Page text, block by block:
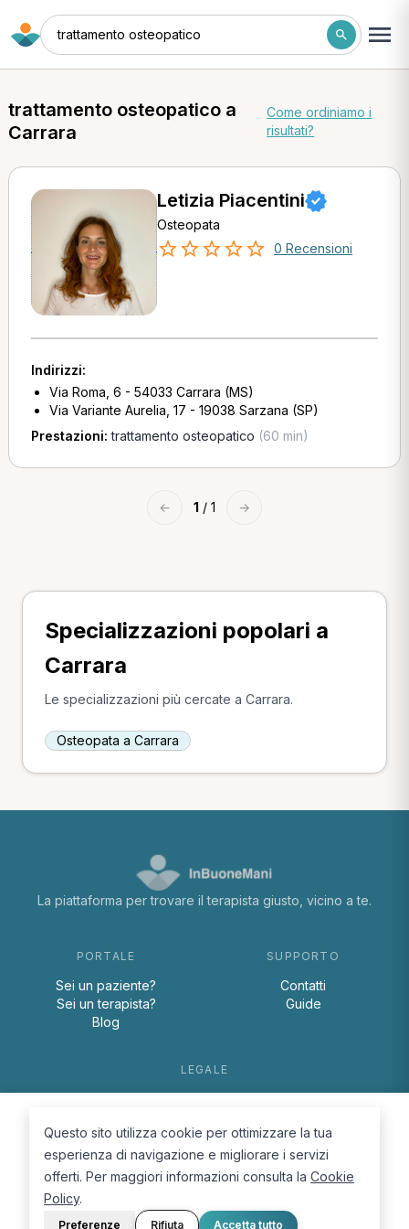
trattamento osteopatico
trattamento osteopatico a
Carrara
Come ordiniamo i
risultati?
Letizia Piacentini
Osteopata
0 Recensioni
Indirizzi:
Via Roma, 6 - 54033 Carrara (MS)
Via Variante Aurelia, 17 - 19038 Sarzana (SP)
Prestazioni:trattamento osteopatico (60 min)
← 1 / 1 →
Specializzazioni popolari a
Carrara
Le specializzazioni più cercate a Carrara.
Osteopata a Carrara
La piattaforma per trovare il terapista giusto, vicino a te.
PORTALE
Sei un paziente?
Sei un terapista?
Blog
SUPPORTO
Contatti
Guide
LEGALE
Cookie Policy
Questo sito utilizza cookie per ottimizzare la tua
esperienza di navigazione e migliorare i servizi
offerti. Per maggiori informazioni consulta la Cookie
Policy.
Preferenze Rifiuta Accetta tutto